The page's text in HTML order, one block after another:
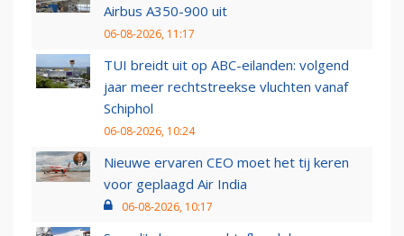
Airbus A350-900 uit
06-08-2026, 11:17
TUI breidt uit op ABC-eilanden: volgend
jaar meer rechtstreekse vluchten vanaf
Schiphol
06-08-2026, 10:24
Nieuwe ervaren CEO moet het tij keren
voor geplaagd Air India
06-08-2026, 10:17